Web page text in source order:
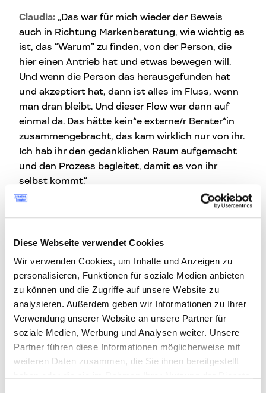
Diese Webseite verwendet Cookies
Wir verwenden Cookies, um Inhalte und Anzeigen zu
personalisieren, Funktionen für soziale Medien anbieten
zu können und die Zugriffe auf unsere Website zu
analysieren. Außerdem geben wir Informationen zu Ihrer
Verwendung unserer Website an unsere Partner für
soziale Medien, Werbung und Analysen weiter. Unsere
Partner führen diese Informationen möglicherweise mit
weiteren Daten zusammen, die Sie ihnen bereitgestellt
Claudia: „Das war für mich wieder der Beweis
auch in Richtung Markenberatung, wie wichtig es
ist, das “Warum” zu finden, von der Person, die
hier einen Antrieb hat und etwas bewegen will.
Und wenn die Person das herausgefunden hat
und akzeptiert hat, dann ist alles im Fluss, wenn
man dran bleibt. Und dieser Flow war dann auf
einmal da. Das hätte kein*e externe/r Berater*in
zusammengebracht, das kam wirklich nur von ihr.
Ich hab ihr den gedanklichen Raum aufgemacht
und den Prozess begleitet, damit es von ihr
selbst kommt.“
“It’s a match” fanden Romina und Claudia nicht
nur als inhaltlichen roten Faden für ihren
Rominas Klarheit arbeiteten. Das Motto war für
sie auch passend, weil sie das Match zwischen
ihnen – als Mentee und Mentorin – als perfekten
Match beschrieben.
Romina:Das “it’s a match” Thema hat sich bei uns
auch durchgezogen. Es hat sich
herauskristallisiert, dass ich mit meinen
Kund*innen bzw. Projekten besser harmonieren